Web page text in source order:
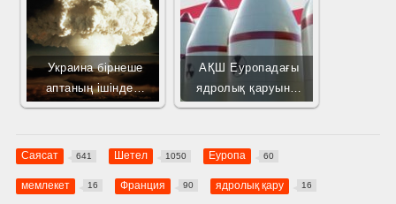
Украина бірнеше
аптаның ішінде…
АҚШ Еуропадағы
ядролық қаруын…
Саясат 641 Шетел 1050 Еуропа 60
мемлекет 16 Франция 90 ядролық қару 16